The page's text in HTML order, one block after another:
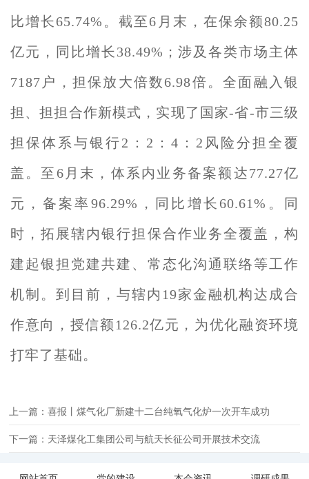
比增长65.74%。截至6月末，在保余额80.25
亿元，同比增长38.49%；涉及各类市场主体
7187户，担保放大倍数6.98倍。全面融入银
担、担担合作新模式，实现了国家-省-市三级
担保体系与银行2：2：4：2风险分担全覆
盖。至6月末，体系内业务备案额达77.27亿
元，备案率96.29%，同比增长60.61%。同
时，拓展辖内银行担保合作业务全覆盖，构
建起银担党建共建、常态化沟通联络等工作
机制。到目前，与辖内19家金融机构达成合
作意向，授信额126.2亿元，为优化融资环境
打牢了基础。
上一篇：喜报丨煤气化厂新建十二台纯氧气化炉一次开车成功
下一篇：天泽煤化工集团公司与航天长征公司开展技术交流